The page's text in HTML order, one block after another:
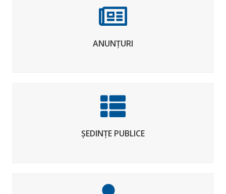
ANUNȚURI
ȘEDINȚE PUBLICE